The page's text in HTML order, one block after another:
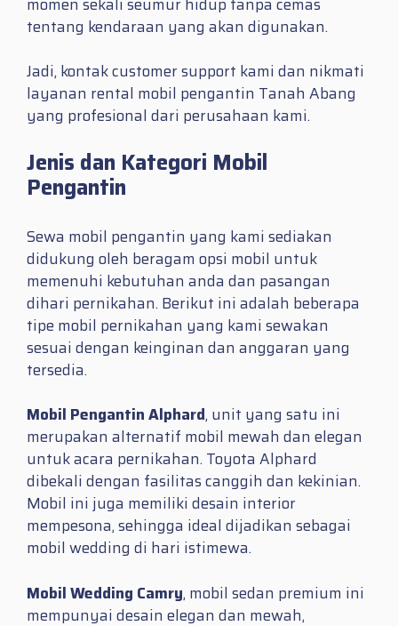
tentang kendaraan yang akan digunakan.
Jadi, kontak customer support kami dan nikmati
layanan rental mobil pengantin Tanah Abang
yang profesional dari perusahaan kami.
Jenis dan Kategori Mobil
Pengantin
Sewa mobil pengantin yang kami sediakan
didukung oleh beragam opsi mobil untuk
memenuhi kebutuhan anda dan pasangan
dihari pernikahan. Berikut ini adalah beberapa
tipe mobil pernikahan yang kami sewakan
sesuai dengan keinginan dan anggaran yang
tersedia.
Mobil Pengantin Alphard, unit yang satu ini
merupakan alternatif mobil mewah dan elegan
untuk acara pernikahan. Toyota Alphard
dibekali dengan fasilitas canggih dan kekinian.
Mobil ini juga memiliki desain interior
mempesona, sehingga ideal dijadikan sebagai
mobil wedding di hari istimewa.
Mobil Wedding Camry, mobil sedan premium ini
mempunyai desain elegan dan mewah,